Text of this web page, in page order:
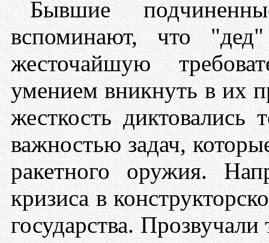
Бывшие
вспоминают, что
жесточайшую
умением вникнуть в их
жесткость диктовались
важностью задач,
ракетного оружия.
кризиса в
государства.